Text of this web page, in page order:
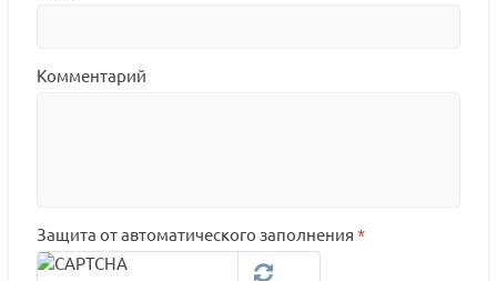
Комментарий
Защита от автоматического заполнения *